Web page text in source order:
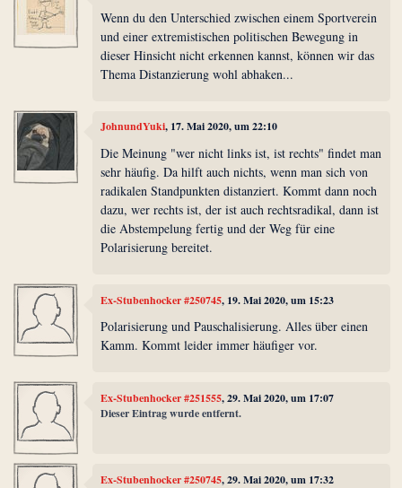
Wenn du den Unterschied zwischen einem Sportverein
und einer extremistischen politischen Bewegung in
dieser Hinsicht nicht erkennen kannst, können wir das
Thema Distanzierung wohl abhaken...
JohnundYuki, 17. Mai 2020, um 22:10
Die Meinung "wer nicht links ist, ist rechts" findet man
sehr häufig. Da hilft auch nichts, wenn man sich von
radikalen Standpunkten distanziert. Kommt dann noch
dazu, wer rechts ist, der ist auch rechtsradikal, dann ist
die Abstempelung fertig und der Weg für eine
Polarisierung bereitet.
Ex-Stubenhocker #250745, 19. Mai 2020, um 15:23
Polarisierung und Pauschalisierung. Alles über einen
Kamm. Kommt leider immer häufiger vor.
Ex-Stubenhocker #251555, 29. Mai 2020, um 17:07
Dieser Eintrag wurde entfernt.
Ex-Stubenhocker #250745, 29. Mai 2020, um 17:32